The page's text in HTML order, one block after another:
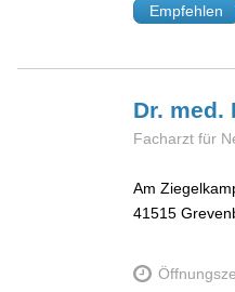
Empfehlen
Dr. med.
Facharzt für
Am
41515